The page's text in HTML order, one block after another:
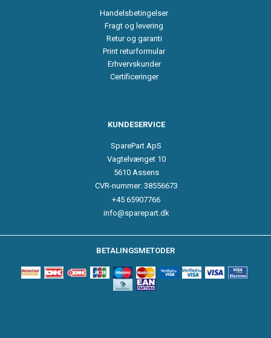
Handelsbetingelser
Fragt og levering
Retur og garanti
Print returformular
Erhvervskunder
Certificeringer
KUNDESERVICE
SparePart ApS
Vagtelvænget 10
5610 Assens
CVR-nummer: 38556673
+45 65907766
info@sparepart.dk
BETALINGSMETODER